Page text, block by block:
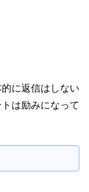
に返信はしない
は励みになって